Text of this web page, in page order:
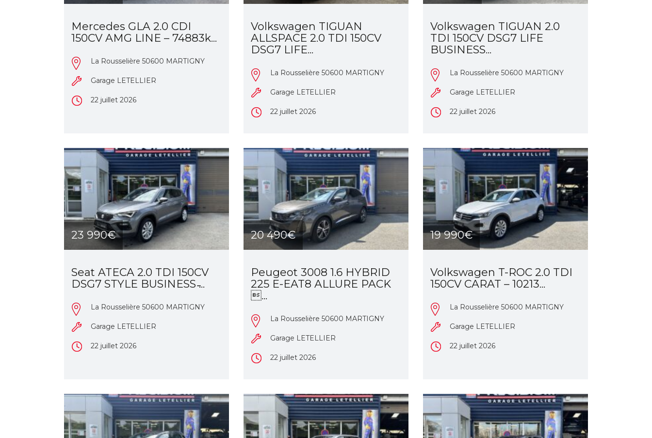
Mercedes GLA 2.0 CDI
150CV AMG LINE – 74883k...
La Rousselière 50600 MARTIGNY
Garage LETELLIER
22 juillet 2026
Volkswagen TIGUAN
ALLSPACE 2.0 TDI 150CV
DSG7 LIFE...
La Rousselière 50600 MARTIGNY
Garage LETELLIER
22 juillet 2026
Volkswagen TIGUAN 2.0
TDI 150CV DSG7 LIFE
BUSINESS...
La Rousselière 50600 MARTIGNY
Garage LETELLIER
22 juillet 2026
23 990€
Seat ATECA 2.0 TDI 150CV
DSG7 STYLE BUSINESS ̵...
La Rousselière 50600 MARTIGNY
Garage LETELLIER
22 juillet 2026
20 490€
Peugeot 3008 1.6 HYBRID
225 E-EAT8 ALLURE PACK
...
La Rousselière 50600 MARTIGNY
Garage LETELLIER
22 juillet 2026
19 990€
Volkswagen T-ROC 2.0 TDI
150CV CARAT – 10213...
La Rousselière 50600 MARTIGNY
Garage LETELLIER
22 juillet 2026